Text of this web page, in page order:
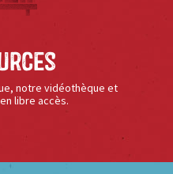
notre vidéothèque et
libre accès.